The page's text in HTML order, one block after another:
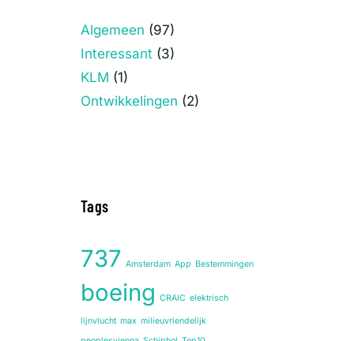
Algemeen (97)
Interessant (3)
KLM (1)
Ontwikkelingen (2)
Tags
737 Amsterdam App Bestemmingen
boeing CRAIC elektrisch
lijnvlucht max milieuvriendelijk